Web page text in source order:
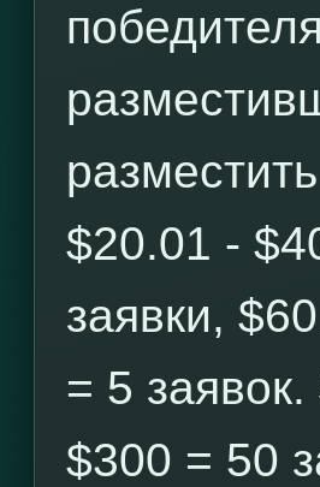
$20.01 -
заявки,
= 5
$300 = 50